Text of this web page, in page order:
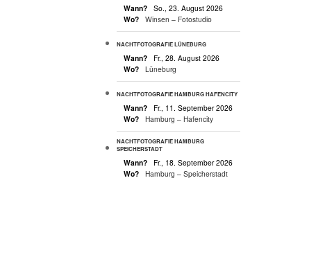
Wann?
So., 23. August 2026
Wo?
Winsen – Fotostudio
NACHTFOTOGRAFIE LÜNEBURG
Wann?
Fr., 28. August 2026
Wo?
Lüneburg
NACHTFOTOGRAFIE HAMBURG HAFENCITY
Wann?
Fr., 11. September 2026
Wo?
Hamburg – Hafencity
NACHTFOTOGRAFIE HAMBURG
SPEICHERSTADT
Wann?
Fr., 18. September 2026
Wo?
Hamburg – Speicherstadt